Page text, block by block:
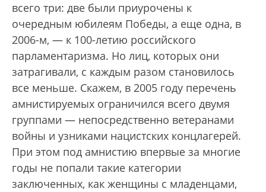
всего три: две были приурочены к
очередным юбилеям Победы, а еще одна, в
2006-м, — к 100-летию российского
парламентаризма. Но лиц, которых они
затрагивали, с каждым разом становилось
все меньше. Скажем, в 2005 году перечень
амнистируемых ограничился всего двумя
группами — непосредственно ветеранами
войны и узниками нацистских концлагерей.
При этом под амнистию впервые за многие
годы не попали такие категории
заключенных, как женщины с младенцами,